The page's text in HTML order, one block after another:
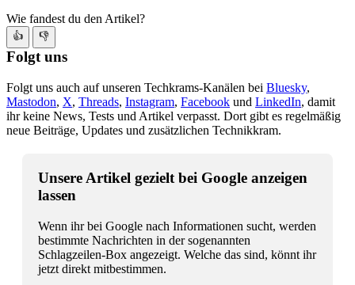
Wie fandest du den Artikel?
👍 👎
Folgt uns
Folgt uns auch auf unseren Techkrams-Kanälen bei Bluesky,
Mastodon, X, Threads, Instagram, Facebook und LinkedIn, damit
ihr keine News, Tests und Artikel verpasst. Dort gibt es regelmäßig
neue Beiträge, Updates und zusätzlichen Technikkram.
Unsere Artikel gezielt bei Google anzeigen
lassen
Wenn ihr bei Google nach Informationen sucht, werden
bestimmte Nachrichten in der sogenannten
Schlagzeilen-Box angezeigt. Welche das sind, könnt ihr
jetzt direkt mitbestimmen.